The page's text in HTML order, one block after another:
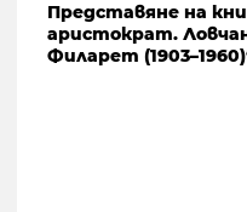
Представяне на
аристократ.
Филарет